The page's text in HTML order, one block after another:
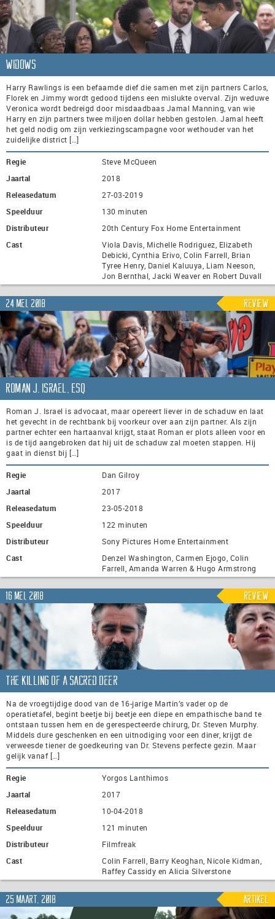
Widows
Harry Rawlings is een befaamde dief die samen met zijn partners Carlos,
Florek en Jimmy wordt gedood tijdens een mislukte overval. Zijn weduwe
Veronica wordt bedreigd door misdaadbaas Jamal Manning, van wie
Harry en zijn partners twee miljoen dollar hebben gestolen. Jamal heeft
het geld nodig om zijn verkiezingscampagne voor wethouder van het
zuidelijke district […]
Regie
Steve McQueen
Jaartal
2018
Releasedatum
27-03-2019
Speelduur
130 minuten
Distributeur
20th Century Fox Home Entertainment
Cast
Viola Davis, Michelle Rodriguez, Elizabeth
Debicki, Cynthia Erivo, Colin Farrell, Brian
Tyree Henry, Daniel Kaluuya, Liam Neeson,
Jon Bernthal, Jacki Weaver en Robert Duvall
24 mei, 2018 Review
Roman J. Israel, Esq
Roman J. Israel is advocaat, maar opereert liever in de schaduw en laat
het gevecht in de rechtbank bij voorkeur over aan zijn partner. Als zijn
partner echter een hartaanval krijgt, staat Roman er plots alleen voor en
is de tijd aangebroken dat hij uit de schaduw zal moeten stappen. Hij
gaat in dienst bij […]
Regie
Dan Gilroy
Jaartal
2017
Releasedatum
23-05-2018
Speelduur
122 minuten
Distributeur
Sony Pictures Home Entertainment
Cast
Denzel Washington, Carmen Ejogo, Colin
Farrell, Amanda Warren & Hugo Armstrong
16 mei, 2018 Review
The Killing of a Sacred Deer
Na de vroegtijdige dood van de 16-jarige Martin’s vader op de
operatietafel, begint beetje bij beetje een diepe en empathische band te
ontstaan tussen hem en de gerespecteerde chirurg, Dr. Steven Murphy.
Middels dure geschenken en een uitnodiging voor een diner, krijgt de
verweesde tiener de goedkeuring van Dr. Stevens perfecte gezin. Maar
gelijk vanaf […]
Regie
Yorgos Lanthimos
Jaartal
2017
Releasedatum
10-04-2018
Speelduur
121 minuten
Distributeur
Filmfreak
Cast
Colin Farrell, Barry Keoghan, Nicole Kidman,
Raffey Cassidy en Alicia Silverstone
25 maart, 2018 Artikel